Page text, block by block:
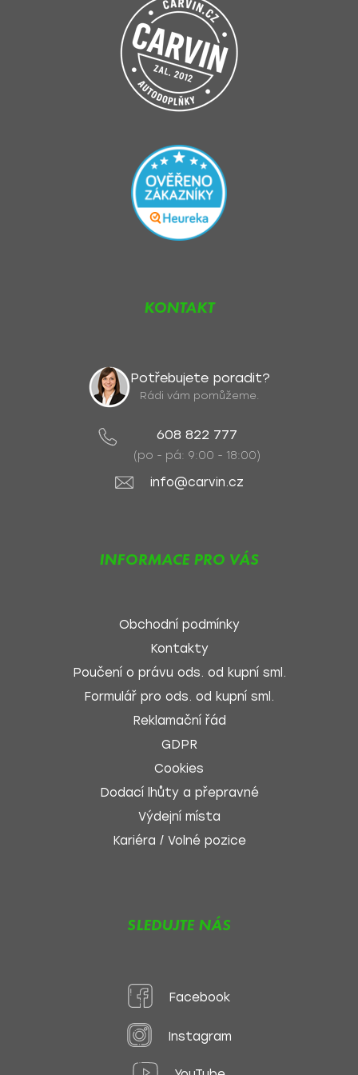
KONTAKT
Potřebujete poradit?
Rádi vám pomůžeme.
608 822 777
(po - pá: 9:00 - 18:00)
info@carvin.cz
INFORMACE PRO VÁS
Obchodní podmínky
Kontakty
Poučení o právu ods. od kupní sml.
Formulář pro ods. od kupní sml.
Reklamační řád
GDPR
Cookies
Dodací lhůty a přepravné
Výdejní místa
Kariéra / Volné pozice
SLEDUJTE NÁS
Facebook
Instagram